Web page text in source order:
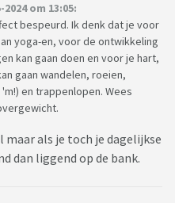
om 13:05:
bespeurd. Ik denk dat je voor
yoga-en, voor de ontwikkeling
kan gaan doen en voor je hart,
gaan wandelen, roeien,
en trappenlopen. Wees
als je toch je dagelijkse
dan liggend op de bank.